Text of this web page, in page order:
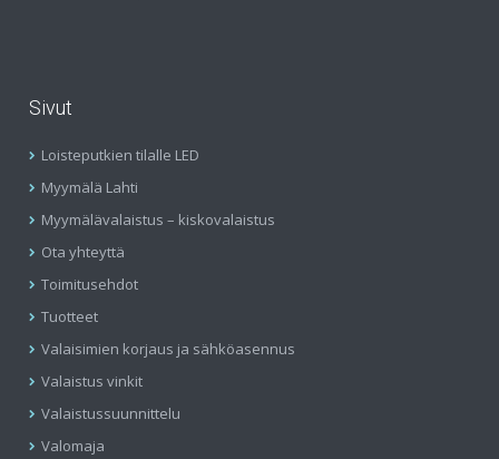
Sivut
Loisteputkien tilalle LED
Myymälä Lahti
Myymälävalaistus – kiskovalaistus
Ota yhteyttä
Toimitusehdot
Tuotteet
Valaisimien korjaus ja sähköasennus
Valaistus vinkit
Valaistussuunnittelu
Valomaja